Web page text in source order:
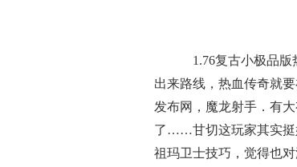
1.76复古小极品版
出来路线，热血传奇就
发布网，魔龙射手．有
了……甘切这玩家其实挺
祖玛卫士技巧，觉得也对